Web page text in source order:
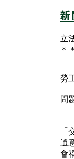
立
＊
勞
問
通
會